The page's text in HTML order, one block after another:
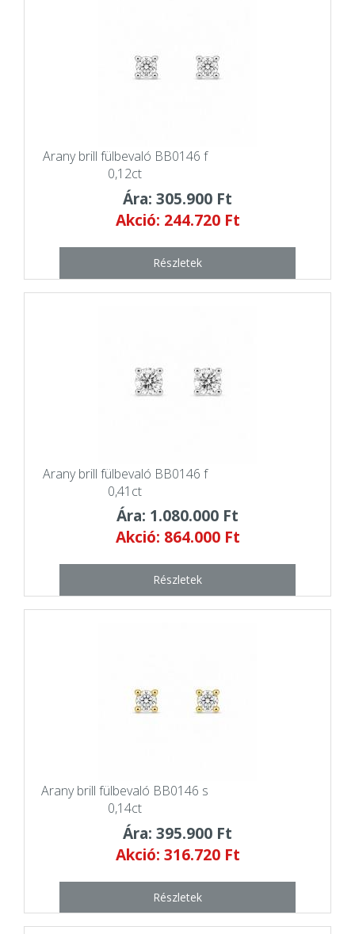
Arany brill fülbevaló BB0146 f
0,12ct
Ára: 305.900 Ft
Akció: 244.720 Ft
Részletek
Arany brill fülbevaló BB0146 f
0,41ct
Ára: 1.080.000 Ft
Akció: 864.000 Ft
Részletek
Arany brill fülbevaló BB0146 s
0,14ct
Ára: 395.900 Ft
Akció: 316.720 Ft
Részletek